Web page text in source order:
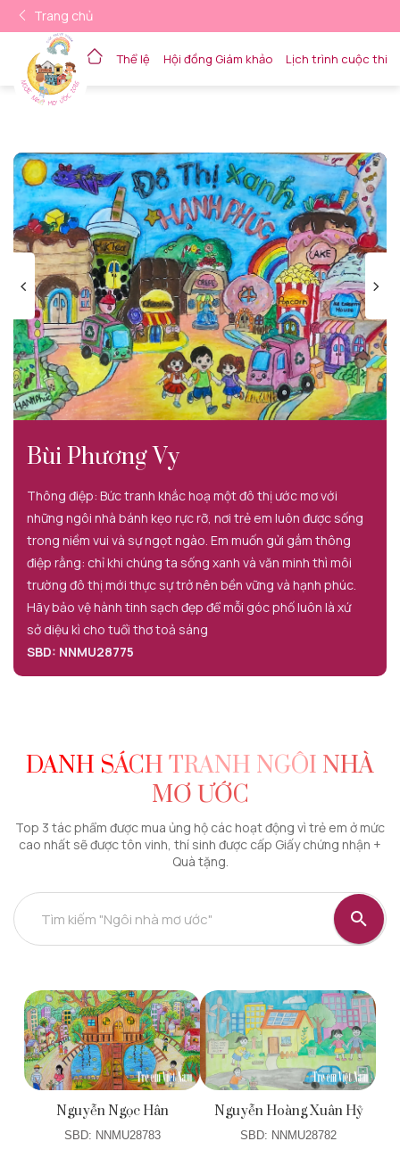
Trang chủ
Thể lệ Hội đồng Giám khảo Lịch trình cuộc thi
Về trang chủ
>
<
Bùi Phương Vy
Thông điệp: Bức tranh khắc hoạ một đô thị ước mơ với
những ngôi nhà bánh kẹo rực rỡ, nơi trẻ em luôn được sống
trong niềm vui và sự ngọt ngào. Em muốn gửi gắm thông
điệp rằng: chỉ khi chúng ta sống xanh và văn minh thì môi
trường đô thị mới thực sự trở nên bền vững và hạnh phúc.
Hãy bảo vệ hành tinh sạch đẹp để mỗi góc phố luôn là xứ
sở diệu kì cho tuổi thơ toả sáng
SBD: NNMU28775
DANH SÁCH TRANH NGÔI NHÀ
MƠ ƯỚC
Top 3 tác phẩm được mua ủng hộ các hoạt động vì trẻ em ở mức
cao nhất sẽ được tôn vinh, thí sinh được cấp Giấy chứng nhận +
Quà tặng.
Tìm kiếm "Ngôi nhà mơ ước"
Nguyễn Ngọc Hân
SBD: NNMU28783
Nguyễn Hoàng Xuân Hỷ
SBD: NNMU28782